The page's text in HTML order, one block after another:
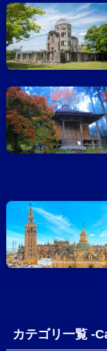
カテゴリ一覧 -